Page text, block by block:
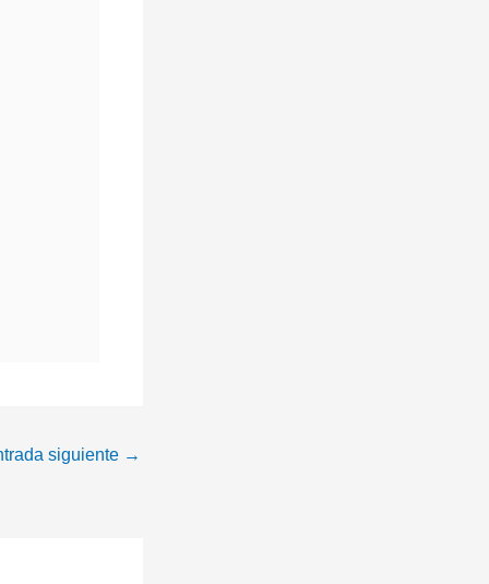
siguiente →